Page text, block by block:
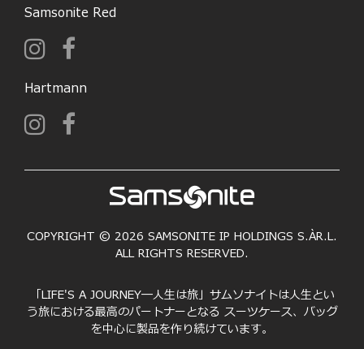
Samsonite Red
Hartmann
COPYRIGHT © 2026 SAMSONITE IP HOLDINGS S.ÀR.L.
ALL RIGHTS RESERVED.
「LIFE'S A JOURNEY―人生は旅」サムソナイトは人生とい
う旅における最高のパートナーとなる スーツケース、バッグ
を中心に製品を作り続けています。